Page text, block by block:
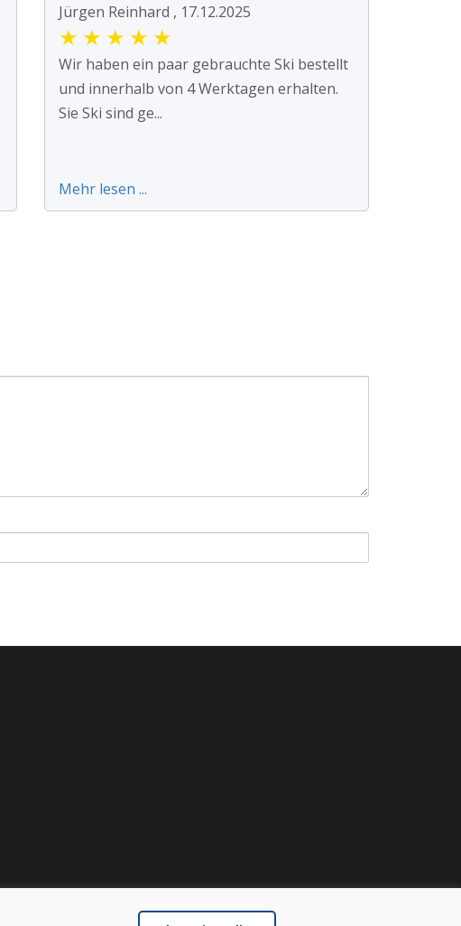
Jürgen Reinhard , 17.12.2025
★ ★ ★ ★ ★
Wir haben ein paar gebrauchte Ski bestellt
und innerhalb von 4 Werktagen erhalten.
Sie Ski sind ge...
Mehr lesen ...